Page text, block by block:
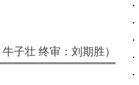
子壮 终审：刘期胜）